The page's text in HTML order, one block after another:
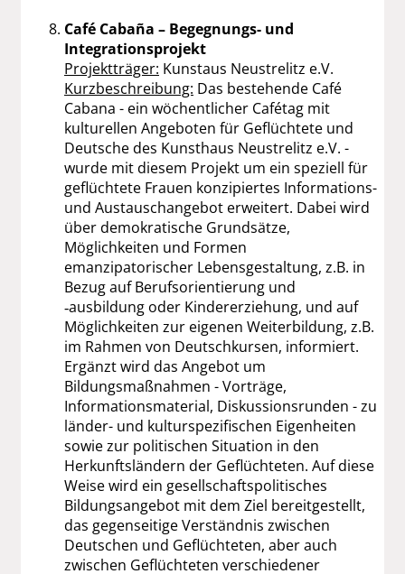
Café Cabaña – Begegnungs- und
Integrationsprojekt
Projektträger: Kunstaus Neustrelitz e.V.
Kurzbeschreibung: Das bestehende Café
Cabana - ein wöchentlicher Cafétag mit
kulturellen Angeboten für Geflüchtete und
Deutsche des Kunsthaus Neustrelitz e.V. -
wurde mit diesem Projekt um ein speziell für
geflüchtete Frauen konzipiertes Informations-
und Austauschangebot erweitert. Dabei wird
über demokratische Grundsätze,
Möglichkeiten und Formen
emanzipatorischer Lebensgestaltung, z.B. in
Bezug auf Berufsorientierung und
‑ausbildung oder Kindererziehung, und auf
Möglichkeiten zur eigenen Weiterbildung, z.B.
im Rahmen von Deutschkursen, informiert.
Ergänzt wird das Angebot um
Bildungsmaßnahmen - Vorträge,
Informationsmaterial, Diskussionsrunden - zu
länder- und kulturspezifischen Eigenheiten
sowie zur politischen Situation in den
Herkunftsländern der Geflüchteten. Auf diese
Weise wird ein gesellschaftspolitisches
Bildungsangebot mit dem Ziel bereitgestellt,
das gegenseitige Verständnis zwischen
Deutschen und Geflüchteten, aber auch
zwischen Geflüchteten verschiedener